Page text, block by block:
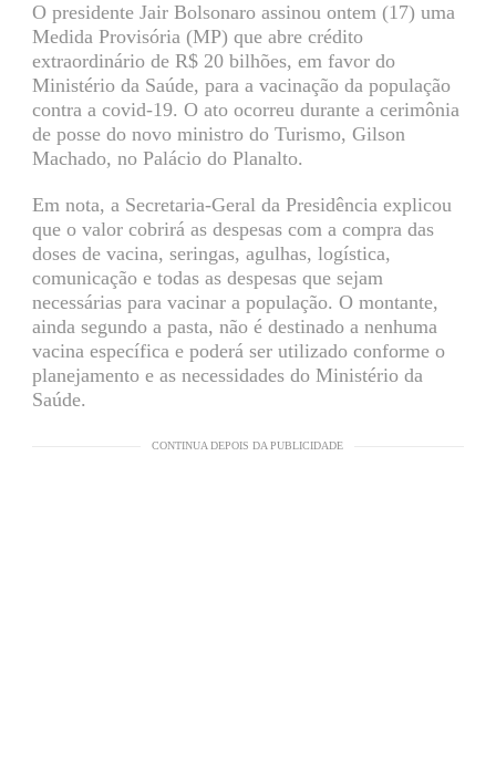
O presidente Jair Bolsonaro assinou ontem (17) uma
Medida Provisória (MP) que abre crédito
extraordinário de R$ 20 bilhões, em favor do
Ministério da Saúde, para a vacinação da população
contra a covid-19. O ato ocorreu durante a cerimônia
de posse do novo ministro do Turismo, Gilson
Machado, no Palácio do Planalto.
Em nota, a Secretaria-Geral da Presidência explicou
que o valor cobrirá as despesas com a compra das
doses de vacina, seringas, agulhas, logística,
comunicação e todas as despesas que sejam
necessárias para vacinar a população. O montante,
ainda segundo a pasta, não é destinado a nenhuma
vacina específica e poderá ser utilizado conforme o
planejamento e as necessidades do Ministério da
Saúde.
CONTINUA DEPOIS DA PUBLICIDADE